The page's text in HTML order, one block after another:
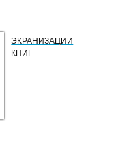
ЭКРАНИЗАЦИИ
КНИГ